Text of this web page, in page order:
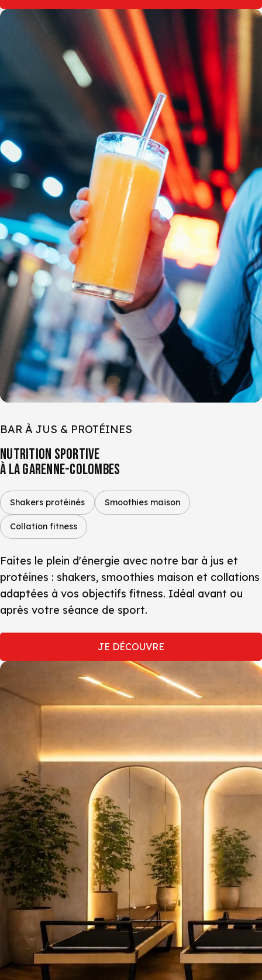
BAR À JUS & PROTÉINES
NUTRITION SPORTIVE
À LA GARENNE-COLOMBES
Shakers protéinés Smoothies maison
Collation fitness
Faites le plein d'énergie avec notre bar à jus et
protéines : shakers, smoothies maison et collations
adaptées à vos objectifs fitness. Idéal avant ou
après votre séance de sport.
JE DÉCOUVRE